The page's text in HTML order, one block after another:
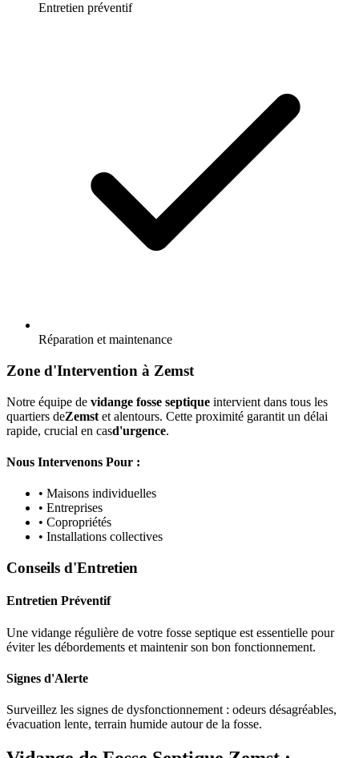
Entretien préventif
Réparation et maintenance
Zone d'Intervention à Zemst
Notre équipe de vidange fosse septique intervient dans tous les
quartiers deZemst et alentours. Cette proximité garantit un délai
rapide, crucial en casd'urgence.
Nous Intervenons Pour :
• Maisons individuelles
• Entreprises
• Copropriétés
• Installations collectives
Conseils d'Entretien
Entretien Préventif
Une vidange régulière de votre fosse septique est essentielle pour
éviter les débordements et maintenir son bon fonctionnement.
Signes d'Alerte
Surveillez les signes de dysfonctionnement : odeurs désagréables,
évacuation lente, terrain humide autour de la fosse.